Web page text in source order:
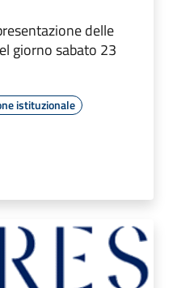
delle
giorno sabato 23
istituzionale